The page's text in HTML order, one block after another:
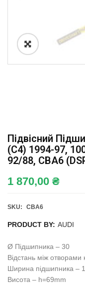
Підвісний
(C4) 1994-97,
92/88, CBA6
1 870,00 ₴
SKU: CBA6
PRODUCT BY: AUDI
Ø Підшипника – 30
Відстань між отворами
Ширина підшипника –
Висота – h=69mm